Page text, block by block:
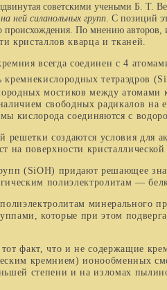
советскими учеными Б. Т.
ней силанольных групп. С позиций
происхождения. По мнению
кристаллов кварца и тканей.
всегда соединен с 4
тетраэдров (Si
мостиков между
свободных радика­лов
кислорода соединяются с
создаются условия
на поверхности
( SiOH) придают решающее
полиэлектролитам —
минерального
которые при этом
факт, что и не содержащие
кремнием) ионообменных
степени и на изломах